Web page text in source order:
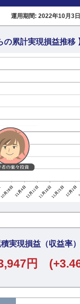
運用期間: 2022年10月3
の累計実現損益推移
積実現損益（収益率）
円